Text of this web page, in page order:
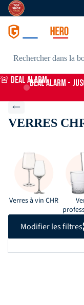
🚨 DEAL ALARMDEAL ALARM -
VERRES
Verres à vin CHR
Modifier les filtres